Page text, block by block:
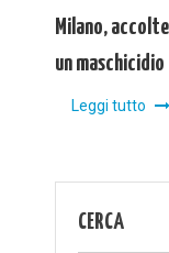
Milano,
un maschicidio
Leggi tutto
CERCA